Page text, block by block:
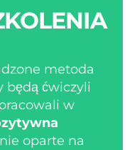
metoda
będą ćwiczyli
w
oparte na